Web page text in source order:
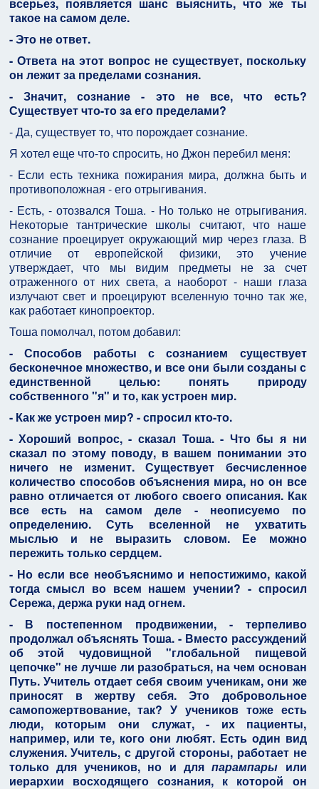
такое на самом деле.
- Это не ответ.
- Ответа на этот вопрос не существует, поскольку
он лежит за пределами сознания.
- Значит, сознание - это не все, что есть?
Существует что-то за его пределами?
- Да, существует то, что порождает сознание.
Я хотел еще что-то спросить, но Джон перебил меня:
- Если есть техника пожирания мира, должна быть и
противоположная - его отрыгивания.
- Есть, - отозвался Тоша. - Но только не отрыгивания.
Некоторые тантрические школы считают, что наше
сознание проецирует окружающий мир через глаза. В
отличие от европейской физики, это учение
утверждает, что мы видим предметы не за счет
отраженного от них света, а наоборот - наши глаза
излучают свет и проецируют вселенную точно так же,
как работает кинопроектор.
Тоша помолчал, потом добавил:
- Способов работы с сознанием существует
бесконечное множество, и все они были созданы с
единственной целью: понять природу
собственного "я" и то, как устроен мир.
- Как же устроен мир? - спросил кто-то.
- Хороший вопрос, - сказал Тоша. - Что бы я ни
сказал по этому поводу, в вашем понимании это
ничего не изменит. Существует бесчисленное
количество способов объяснения мира, но он все
равно отличается от любого своего описания. Как
все есть на самом деле - неописуемо по
определению. Суть вселенной не ухватить
мыслью и не выразить словом. Ее можно
пережить только сердцем.
- Но если все необъяснимо и непостижимо, какой
тогда смысл во всем нашем учении? - спросил
Сережа, держа руки над огнем.
- В постепенном продвижении, - терпеливо
продолжал объяснять Тоша. - Вместо рассуждений
об этой чудовищной "глобальной пищевой
цепочке" не лучше ли разобраться, на чем основан
Путь. Учитель отдает себя своим ученикам, они же
приносят в жертву себя. Это добровольное
самопожертвование, так? У учеников тоже есть
люди, которым они служат, - их пациенты,
например, или те, кого они любят. Есть один вид
служения. Учитель, с другой стороны, работает не
только для учеников, но и дляпарампары или
иерархии восходящего сознания, к которой он